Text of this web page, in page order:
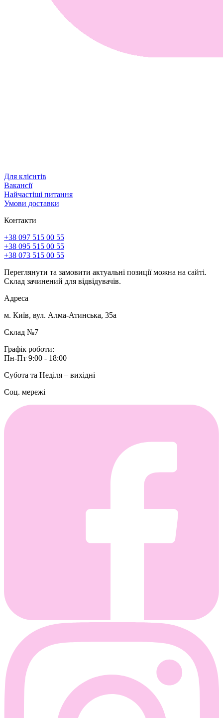
Для клієнтів
Вакансії
Найчастіші питання
Умови доставки
Контакти
+38 097 515 00 55
+38 095 515 00 55
+38 073 515 00 55
Переглянути та замовити актуальні позиції можна на сайті.
Склад зачинений для відвідувачів.
Адреса
м. Київ, вул. Алма-Атинська, 35а
Склад №7
Графік роботи:
Пн-Пт 9:00 - 18:00
Субота та Неділя – вихідні
Соц. мережі